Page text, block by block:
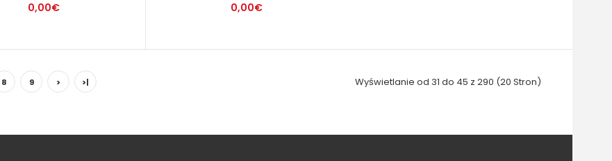
0,00€ 0,00€
8 9 > >| Wyświetlanie od 31 do 45 z 290 (20 Stron)